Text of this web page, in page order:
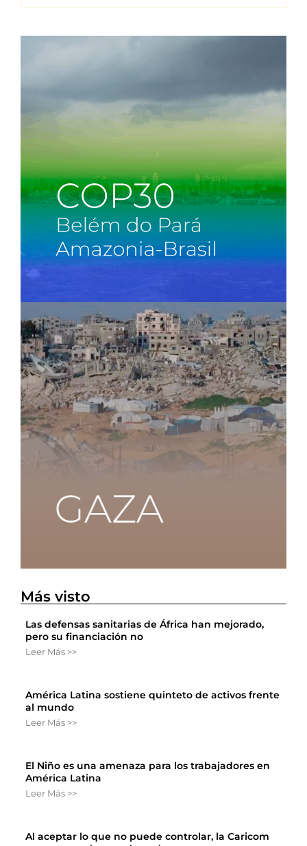
Más visto
Las defensas sanitarias de África han mejorado,
pero su financiación no
Leer Más >>
América Latina sostiene quinteto de activos frente
al mundo
Leer Más >>
El Niño es una amenaza para los trabajadores en
América Latina
Leer Más >>
Al aceptar lo que no puede controlar, la Caricom